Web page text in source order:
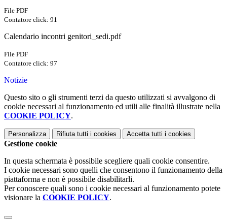
File PDF
Contatore click: 91
Calendario incontri genitori_sedi.pdf
File PDF
Contatore click: 97
Notizie
Questo sito o gli strumenti terzi da questo utilizzati si avvalgono di
cookie necessari al funzionamento ed utili alle finalità illustrate nella
COOKIE POLICY.
Personalizza Rifiuta tutti i cookies Accetta tutti i cookies
Gestione cookie
In questa schermata è possibile scegliere quali cookie consentire.
I cookie necessari sono quelli che consentono il funzionamento della
piattaforma e non è possibile disabilitarli.
Per conoscere quali sono i cookie necessari al funzionamento potete
visionare la COOKIE POLICY.